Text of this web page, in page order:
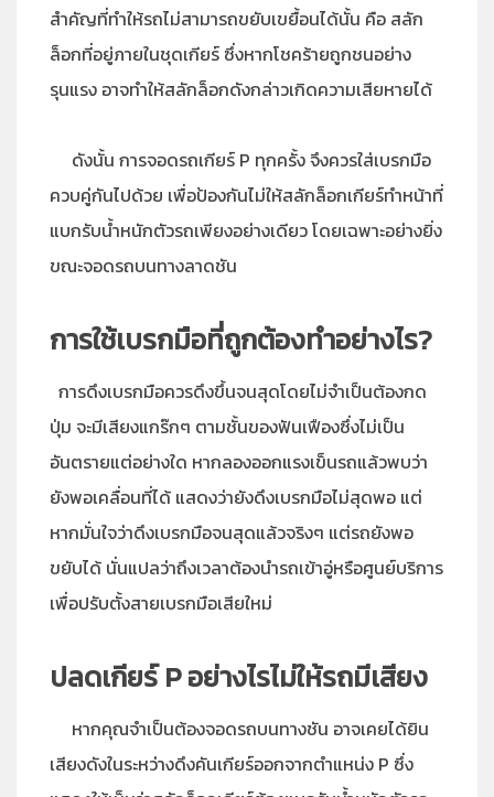
สำคัญที่ทำให้รถไม่สามารถขยับเขยื้อนได้นั้น คือ สลัก
ล็อกที่อยู่ภายในชุดเกียร์ ซึ่งหากโชคร้ายถูกชนอย่าง
รุนแรง อาจทำให้สลักล็อกดังกล่าวเกิดความเสียหายได้
ดังนั้น การจอดรถเกียร์ P ทุกครั้ง จึงควรใส่เบรกมือ
ควบคู่กันไปด้วย เพื่อป้องกันไม่ให้สลักล็อกเกียร์ทำหน้าที่
แบกรับน้ำหนักตัวรถเพียงอย่างเดียว โดยเฉพาะอย่างยิ่ง
ขณะจอดรถบนทางลาดชัน
การใช้เบรกมือที่ถูกต้องทำอย่างไร?
การดึงเบรกมือควรดึงขึ้นจนสุดโดยไม่จำเป็นต้องกด
ปุ่ม จะมีเสียงแกร๊กๆ ตามชั้นของฟันเฟืองซึ่งไม่เป็น
อันตรายแต่อย่างใด หากลองออกแรงเข็นรถแล้วพบว่า
ยังพอเคลื่อนที่ได้ แสดงว่ายังดึงเบรกมือไม่สุดพอ แต่
หากมั่นใจว่าดึงเบรกมือจนสุดแล้วจริงๆ แต่รถยังพอ
ขยับได้ นั่นแปลว่าถึงเวลาต้องนำรถเข้าอู่หรือศูนย์บริการ
เพื่อปรับตั้งสายเบรกมือเสียใหม่
ปลดเกียร์ P อย่างไรไม่ให้รถมีเสียง
หากคุณจำเป็นต้องจอดรถบนทางชัน อาจเคยได้ยิน
เสียงดังในระหว่างดึงคันเกียร์ออกจากตำแหน่ง P ซึ่ง